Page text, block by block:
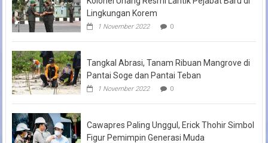
Lingkungan Korem
1 November 2022 0
Tangkal Abrasi, Tanam Ribuan Mangrove di
Pantai Soge dan Pantai Teban
1 November 2022 0
Cawapres Paling Unggul, Erick Thohir Simbol
Figur Pemimpin Generasi Muda